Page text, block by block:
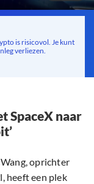
is risicovol. Je kunt
verliezen.
SpaceX naar
oprichter
heeft een plek